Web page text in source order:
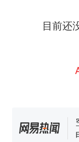
目前还